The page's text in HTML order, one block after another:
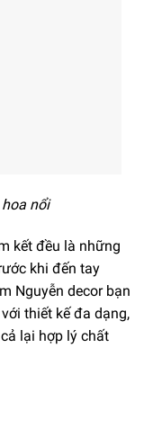
nổi
kết đều là những
khi đến tay
Nguyễn decor bạn
thiết kế đa dạng,
lại hợp lý chất